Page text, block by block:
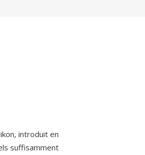
introduit en
suffisamment